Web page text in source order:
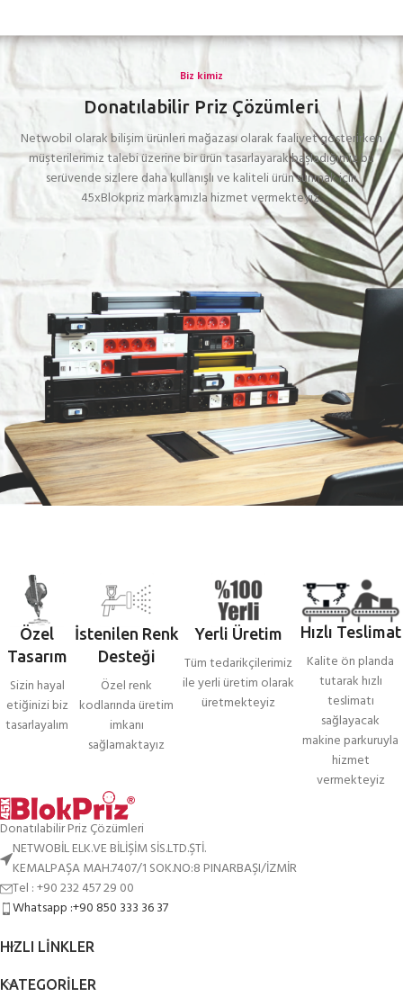
Biz kimiz
Donatılabilir Priz Çözümleri
Netwobil olarak bilişim ürünleri mağazası olarak faaliyet gösterirken
müşterilerimiz talebi üzerine bir ürün tasarlayarak başladığımız bu
serüvende sizlere daha kullanışlı ve kaliteli ürün sunmak için
45xBlokpriz markamızla hizmet vermekteyiz.
Özel
Tasarım
Sizin hayal
etiğinizi biz
tasarlayalım
İstenilen Renk
Desteği
Özel renk
kodlarında üretim
imkanı
sağlamaktayız
Yerli Üretim
Tüm tedarikçilerimiz
ile yerli üretim olarak
üretmekteyiz
Hızlı Teslimat
Kalite ön planda
tutarak hızlı
teslimatı
sağlayacak
makine parkuruyla
hizmet
vermekteyiz
Donatılabilir Priz Çözümleri
NETWOBİL ELK.VE BİLİŞİM SİS.LTD.ŞTİ.
KEMALPAŞA MAH.7407/1 SOK.NO:8 PINARBAŞI/İZMİR
Tel : +90 232 457 29 00
Whatsapp :+90 850 333 36 37
HIZLI LINKLER
KATEGORILER